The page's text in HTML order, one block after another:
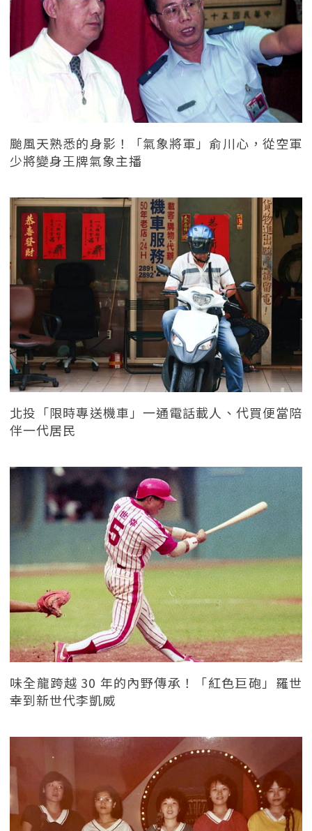
颱風天熟悉的身影！「氣象將軍」俞川心，從空軍
少將變身王牌氣象主播
北投「限時專送機車」一通電話載人、代買便當陪
伴一代居民
味全龍跨越 30 年的內野傳承！「紅色巨砲」羅世
幸到新世代李凱威